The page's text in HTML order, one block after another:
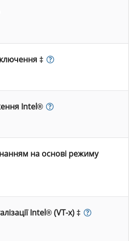
‡
Intel®
на основі режиму
Intel® (VT-x) ‡